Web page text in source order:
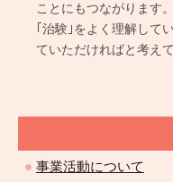
ことにもつながります。
｢治験｣をよく理解して
ていただければと考えて
事業活動について